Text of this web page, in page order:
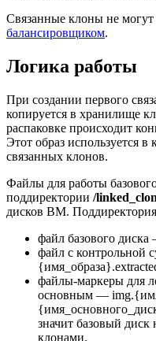
Связанные клоны не
балансировщиком.
Логика работы
При создании первого
копируется в хранилище
распаковке происходит
Этот образ используется в
связанных клонов.
Файлы для работы
поддиректории /
дисков ВМ.
файл базового
файл с контрольной
файлы-маркеры для
основным —
значит базовый диск
клонами.